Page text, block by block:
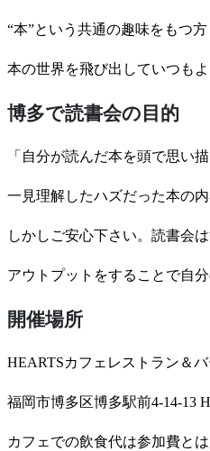
“本”という共通の趣味をもつ
本の世界を飛び出していつも
博多で読書会の目的
「自分が読んだ本を頭で思い
一見理解したハズだった本の
しかしご安心下さい。読書会
アウトプットをすることで自
開催場所
HEARTSカフェレストラン＆バ
福岡市博多区博多駅前4-14-13
カフェでの飲食代は参加費とは